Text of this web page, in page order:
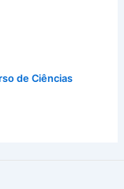
de Ciências